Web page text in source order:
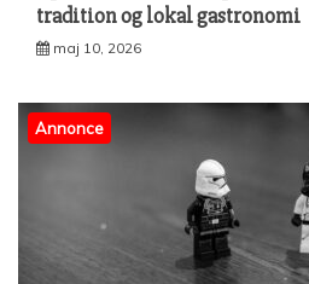
tradition og lokal gastronomi
maj 10, 2026
Annonce